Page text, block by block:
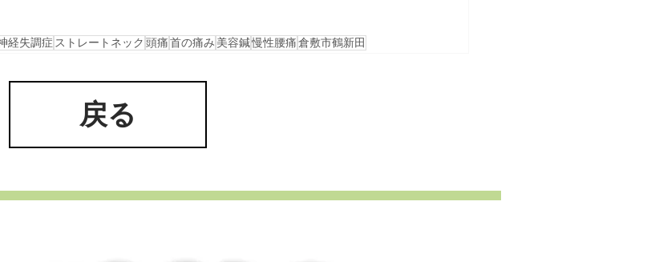
経失調症 ストレートネック 頭痛首の痛み 美容鍼慢性腰痛倉敷市鶴新田
戻る